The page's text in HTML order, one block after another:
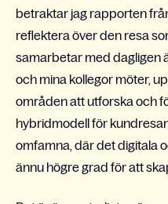
betraktar jag rapporten
reflektera över den resa
samarbetar med dagligen
och mina kollegor möter,
områden att utforska och
hybridmodell för
omfamna, där det digitala
ännu högre grad för att